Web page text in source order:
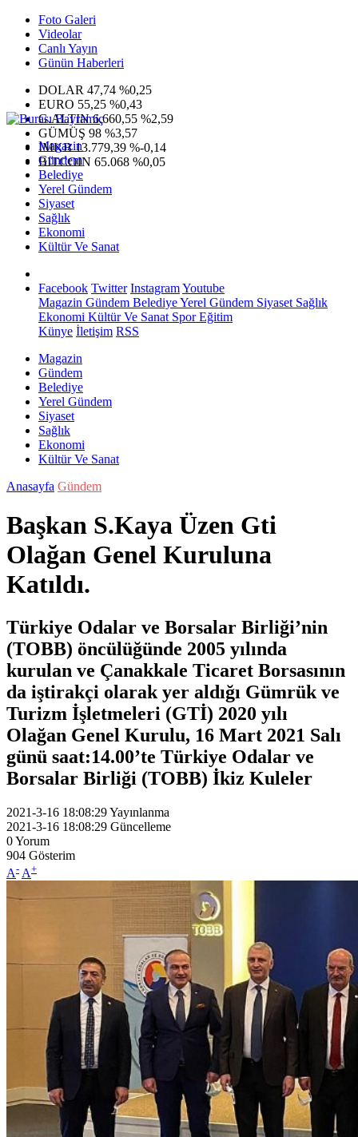
Foto Galeri
Videolar
Canlı Yayın
Günün Haberleri
DOLAR 47,74 %0,25
EURO 55,25 %0,43
G.ALTIN6.660,55 %2,59
GÜMÜŞ 98 %3,57
IMKB13.779,39 %-0,14
BITCOIN 65.068 %0,05
Magazin
Gündem
Belediye
Yerel Gündem
Siyaset
Sağlık
Ekonomi
Kültür Ve Sanat
Facebook Twitter InstagramYoutube
Magazin Gündem BelediyeYerel Gündem Siyaset Sağlık
Ekonomi Kültür Ve Sanat SporEğitim
Künye İletişim RSS
Magazin
Gündem
Belediye
Yerel Gündem
Siyaset
Sağlık
Ekonomi
Kültür Ve Sanat
Anasayfa Gündem
Başkan S.Kaya Üzen Gti
Olağan Genel Kuruluna
Katıldı.
Türkiye Odalar ve Borsalar Birliği’nin
(TOBB) öncülüğünde 2005 yılında
kurulan ve Çanakkale Ticaret Borsasının
da iştirakçi olarak yer aldığı Gümrük ve
Turizm İşletmeleri (GTİ) 2020 yılı
Olağan Genel Kurulu, 16 Mart 2021 Salı
günü saat:14.00’te Türkiye Odalar ve
Borsalar Birliği (TOBB) İkiz Kuleler
2021-3-16 18:08:29Yayınlanma
2021-3-16 18:08:29 Güncelleme
0Yorum
904 Gösterim
A- A+